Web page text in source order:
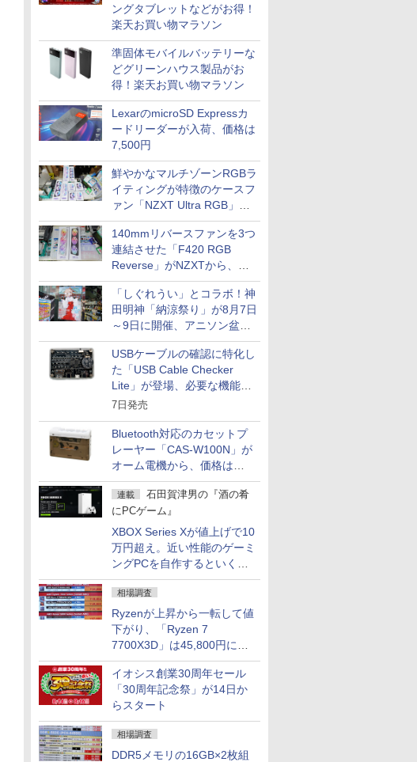
ングタブレットなどがお得！
楽天お買い物マラソン
準固体モバイルバッテリーな
どグリーンハウス製品がお
得！楽天お買い物マラソン
LexarのmicroSD Expressカ
ードリーダーが入荷、価格は
7,500円
鮮やかなマルチゾーンRGBラ
イティングが特徴のケースフ
ァン「NZXT Ultra RGB」が
発売、計8製品
140mmリバースファンを3つ
連結させた「F420 RGB
Reverse」がNZXTから、単
一フレーム採用
「しぐれうい」とコラボ！神
田明神「納涼祭り」が8月7日
～9日に開催、アニソン盆踊
りや屋台グルメなどもあり
USBケーブルの確認に特化し
た「USB Cable Checker
Lite」が登場、必要な機能を
凝縮しコンパクトに
7日発売
Bluetooth対応のカセットプ
レーヤー「CAS-W100N」が
オーム電機から、価格は
5,940円
連載
石田賀津男の『酒の肴
にPCゲーム』
XBOX Series Xが値上げで10
万円超え。近い性能のゲーミ
ングPCを自作するといくら
になる？
相場調査
Ryzenが上昇から一転して値
下がり、「Ryzen 7
7700X3D」は45,800円に急
落し「Ryzen 7 7800X3D」
との価格逆転解消 [8月前半の
CPU価格]
イオシス創業30周年セール
「30周年記念祭」が14日か
らスタート
相場調査
DDR5メモリの16GB×2枚組